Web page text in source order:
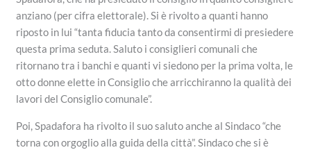
anziano (per cifra elettorale). Si è rivolto a quanti hanno
riposto in lui “tanta fiducia tanto da consentirmi di presiedere
questa prima seduta. Saluto i consiglieri comunali che
ritornano tra i banchi e quanti vi siedono per la prima volta, le
otto donne elette in Consiglio che arricchiranno la qualità dei
lavori del Consiglio comunale”.
Poi, Spadafora ha rivolto il suo saluto anche al Sindaco “che
torna con orgoglio alla guida della città”. Sindaco che si è